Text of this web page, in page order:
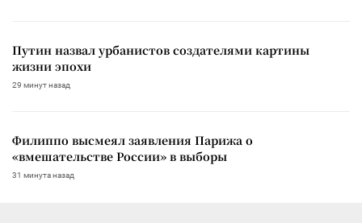
Путин назвал урбанистов создателями картины
жизни эпохи
29 минут назад
Филиппо высмеял заявления Парижа о
«вмешательстве России» в выборы
31 минута назад